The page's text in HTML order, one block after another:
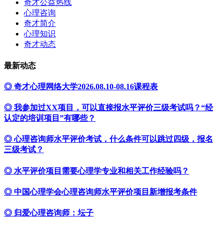
奇才公益热线
心理咨询
奇才简介
心理知识
奇才动态
最新动态
◎ 奇才心理网络大学2026.08.10-08.16课程表
◎ 我参加过XX项目，可以直接报水平评价三级考试吗？“经
认定的培训项目”有哪些？
◎ 心理咨询师水平评价考试，什么条件可以跳过四级，报名
三级考试？
◎ 水平评价项目需要心理学专业和相关工作经验吗？
◎ 中国心理学会心理咨询师水平评价项目新增报考条件
◎ 归爱心理咨询师：坛子